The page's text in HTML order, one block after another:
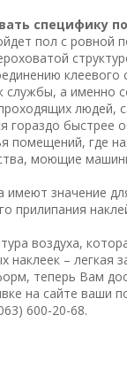
специфику
пол с ровной
клеевого
службы, а именно
людей,
гораздо быстрее
помещений, где
моющие
имеют значение
прилипания
воздуха,
наклеек –
теперь Вам
на сайте ваши
600-20-68.